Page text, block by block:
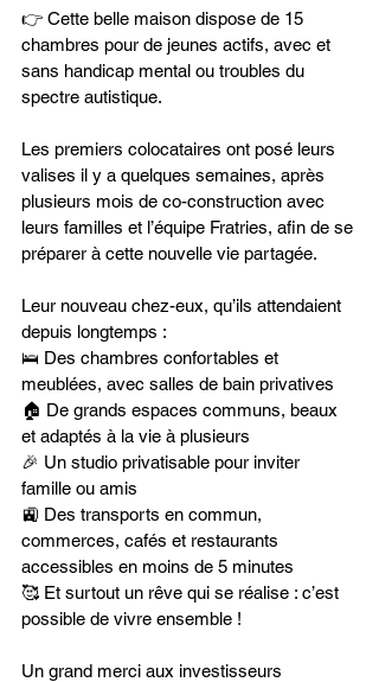
👉 Cette belle maison dispose de 15
chambres pour de jeunes actifs, avec et
sans handicap mental ou troubles du
spectre autistique.
Les premiers colocataires ont posé leurs
valises il y a quelques semaines, après
plusieurs mois de co-construction avec
leurs familles et l’équipe Fratries, afin de se
préparer à cette nouvelle vie partagée.
Leur nouveau chez-eux, qu’ils attendaient
depuis longtemps :
🛌 Des chambres confortables et
meublées, avec salles de bain privatives
🏠 De grands espaces communs, beaux
et adaptés à la vie à plusieurs
🎉 Un studio privatisable pour inviter
famille ou amis
🚉 Des transports en commun,
commerces, cafés et restaurants
accessibles en moins de 5 minutes
🥰 Et surtout un rêve qui se réalise : c’est
possible de vivre ensemble !
Un grand merci aux investisseurs